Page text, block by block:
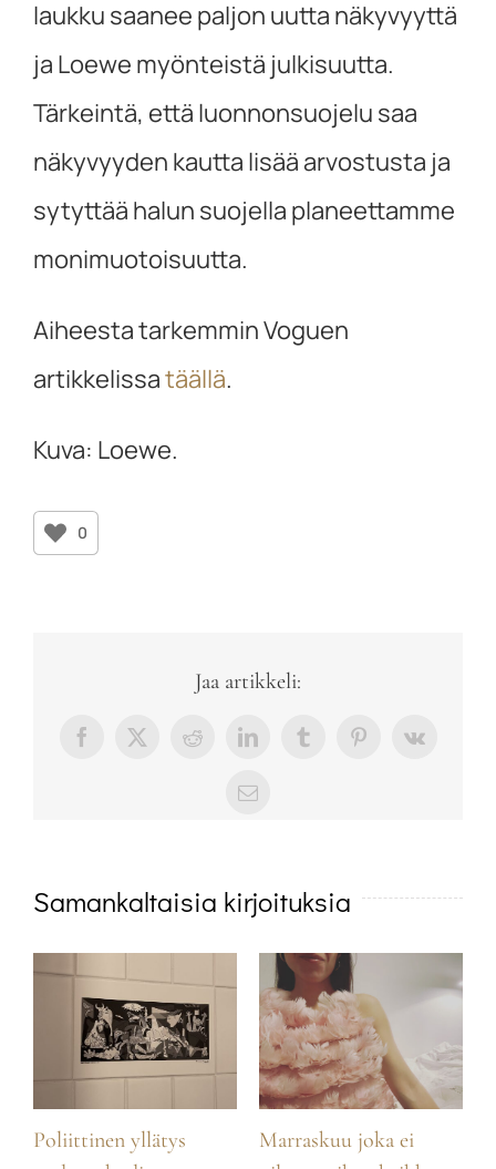
laukku saanee paljon uutta näkyvyyttä
ja Loewe myönteistä julkisuutta.
Tärkeintä, että luonnonsuojelu saa
näkyvyyden kautta lisää arvostusta ja
sytyttää halun suojella planeettamme
monimuotoisuutta.
Aiheesta tarkemmin Voguen
artikkelissatäällä.
Kuva: Loewe.
0
Jaa artikkeli:
Facebook
X RedditLinkedInTumblrPinterest
Vk
sähköposti
Samankaltaisia kirjoituksia
Poliittinen yllätys
Marraskuu joka ei